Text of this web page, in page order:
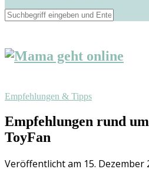
Empfehlungen & Tipps
Empfehlungen rund
ToyFan
Veröffentlicht am 15. Dezember